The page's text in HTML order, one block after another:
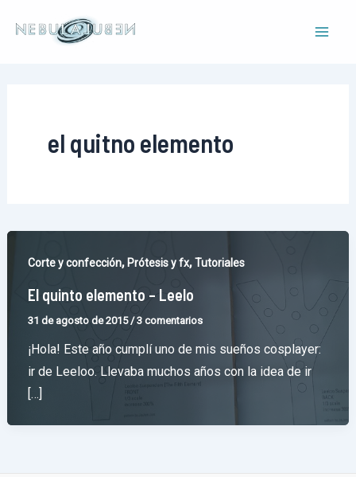
el quitno elemento
Corte y confección, Prótesis y fx,Tutoriales
El quinto elemento – Leelo
31 de agosto de 2015 /3 comentarios
¡Hola! Este año cumplí uno de mis sueños cosplayer:
ir de Leeloo. Llevaba muchos años con la idea de ir
[…]